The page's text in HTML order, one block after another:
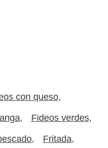
con queso
Fideos verdes
Fritada